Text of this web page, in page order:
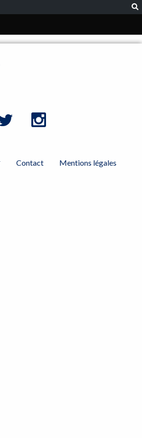
Contact Mentions légales